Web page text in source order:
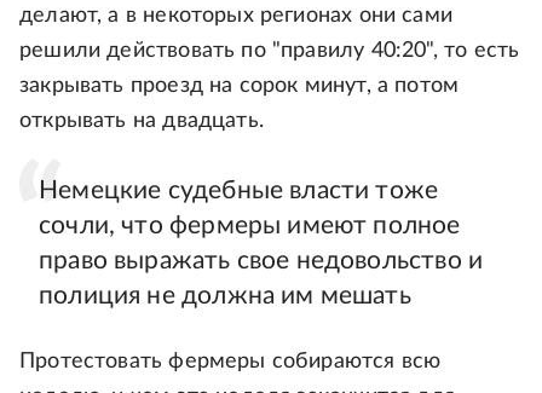
делают, а в некоторых регионах они сами
решили действовать по "правилу 40:20", то есть
закрывать проезд на сорок минут, а потом
открывать на двадцать.
Немецкие судебные власти тоже
сочли, что фермеры имеют полное
право выражать свое недовольство и
полиция не должна им мешать
Протестовать фермеры собираются всю